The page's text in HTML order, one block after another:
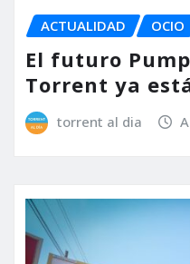
ACTUALIDAD OCIO
El futuro
Torrent ya
torrent al dia